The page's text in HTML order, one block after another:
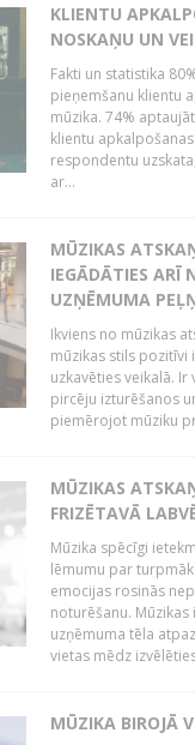
KLIENTU
NOSKAŅU UN
Fakti un statistika
pieņemšanu klientu
mūzika. 74%
klientu
respondentu
ar...
MŪZIKAS
IEGĀDĀTIES ARĪ
UZŅĒMUMA
Ikviens no mūzikas
mūzikas stils pozitīvi
uzkavēties veikalā.
pircēju izturēšanos
piemērojot mūziku
MŪZIKAS
FRIZĒTAVĀ
Mūzika spēcīgi
lēmumu par
emocijas rosinās
noturēšanu.
uzņēmuma tēla
vietas mēdz
MŪZIKA BIROJĀ